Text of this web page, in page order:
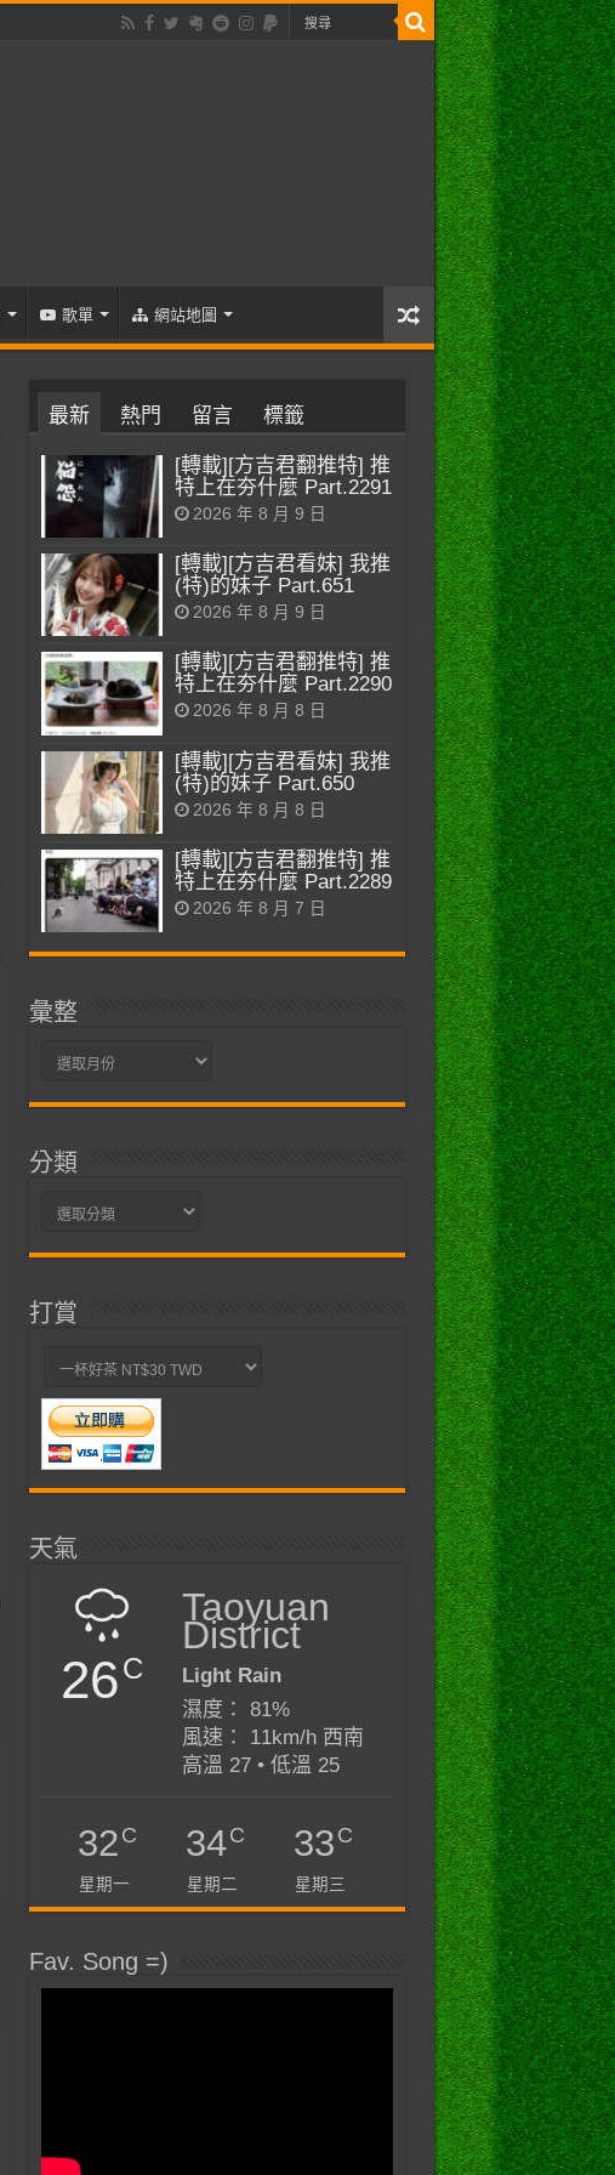
歌單 網站地圖
最新 熱門 留言 標籤
[轉載][方吉君翻推特] 推
特上在夯什麼 Part.2291
2026 年 8 月 9 日
[轉載][方吉君看妹] 我推
(特)的妹子 Part.651
2026 年 8 月 9 日
[轉載][方吉君翻推特] 推
特上在夯什麼 Part.2290
2026 年 8 月 8 日
[轉載][方吉君看妹] 我推
(特)的妹子 Part.650
2026 年 8 月 8 日
[轉載][方吉君翻推特] 推
特上在夯什麼 Part.2289
2026 年 8 月 7 日
彙整
彙
分類
分
打賞
天氣
26C
Taoyuan
District
Light Rain
濕度： 81%
風速： 11km/h 西南
高溫 27 • 低溫 25
32C
星期一
34C
星期二
33C
星期三
Fav. Song =)